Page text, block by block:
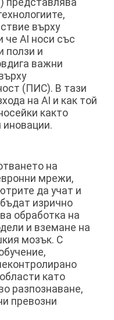
върху
AI носи със
ползи и
важни
(ПИС). В тази
на AI и как той
както
иновации.
на
мрежи,
да учат и
изрично
обработка на
и вземане на
мозък. С
като
разпознаване,
превозни